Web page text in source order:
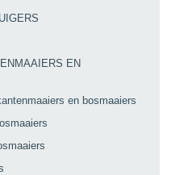
EN
en bosmaaiers